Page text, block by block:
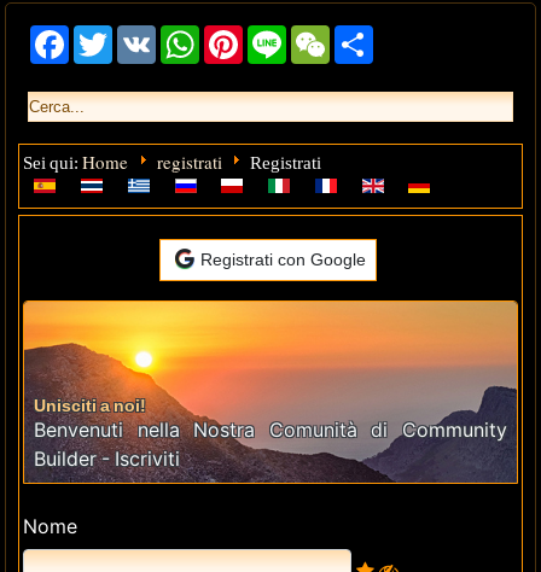
FacebookTwitterVK WhatsAppPinterest
Line WeChat
Sei qui:Home registrati Registrati
Registrati con Google
Unisciti a noi!
Benvenuti nella Nostra Comunità di Community
Builder - Iscriviti
Nome